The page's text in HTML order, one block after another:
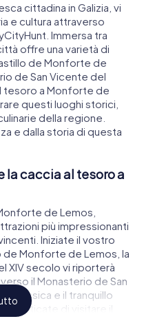
cittadina in Galizia, vi
e cultura attraverso
Immersa tra
offre una varietà di
de Monforte de
de San Vicente del
tesoro a Monforte de
questi luoghi storici,
della regione.
e dalla storia di questa
la caccia al tesoro a
de Lemos,
più impressionanti
Iniziate il vostro
Monforte de Lemos, la
XIV secolo vi riporterà
il Monasterio de San
classica e il tranquillo
di visitare il